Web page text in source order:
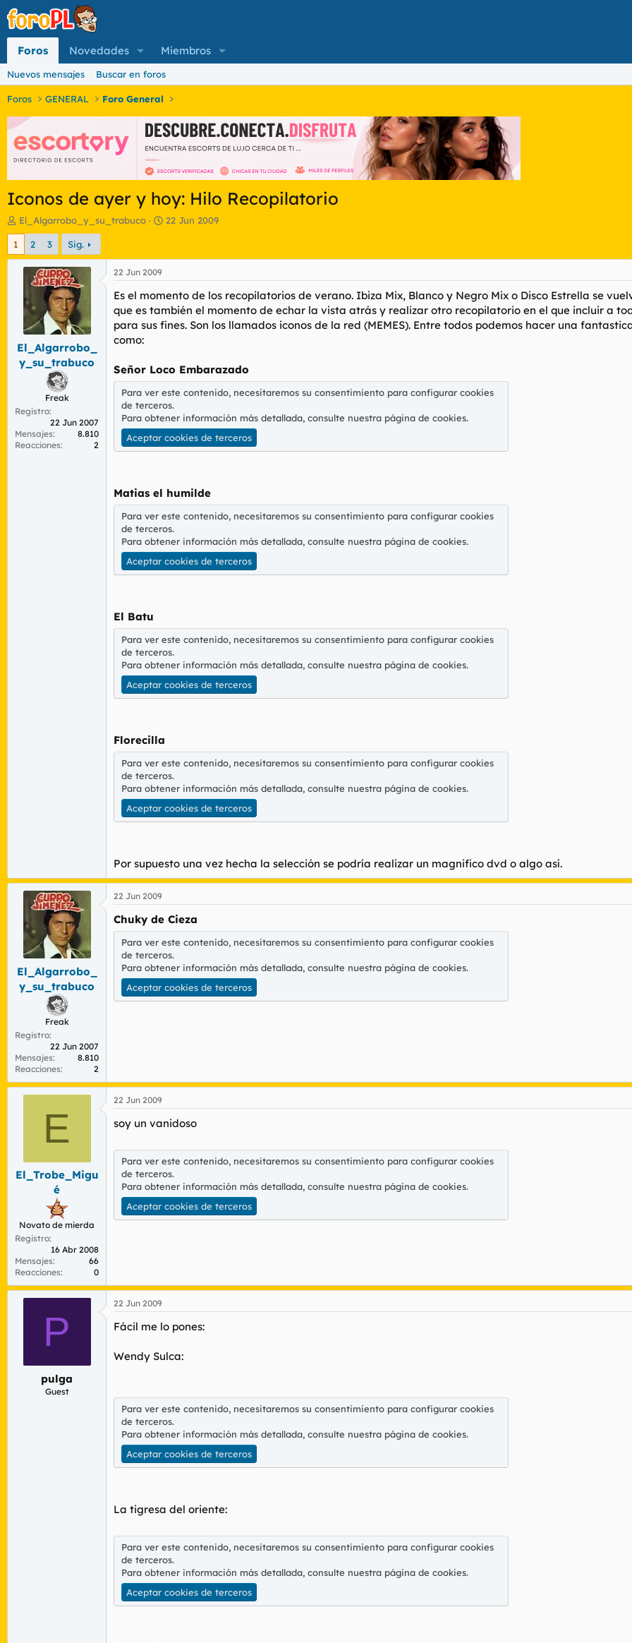
Foros Novedades Miembros
Nuevos mensajes Buscar en foros
Foros GENERAL Foro General
Iconos de ayer y hoy: Hilo Recopilatorio
I
n
c
o
d
e
l
t
a
El_Algarrobo_y_su_trabuco
F
h
d
e
i
n
o
22 Jun 2009
1 2 3 Sig.
El_Algarrobo_
y_su_trabuco
Freak
Registro
22 Jun 2007
Mensajes
8.810
Reacciones
2
22 Jun 2009
Es el momento de los recopilatorios de verano. Ibiza Mix, Blanco y Negro Mix o Disco Estrella se
que es también el momento de echar la vista atrás y realizar otro recopilatorio en el que incluir a
para sus fines. Son los llamados iconos de la red (MEMES). Entre todos podemos hacer una
como:
Señor Loco Embarazado
Para ver este contenido, necesitaremos su consentimiento para configurar cookies
de terceros.
Para obtener información más detallada, consulte nuestra página de cookies.
Aceptar cookies de terceros
Matias el humilde
Para ver este contenido, necesitaremos su consentimiento para configurar cookies
de terceros.
Para obtener información más detallada, consulte nuestra página de cookies.
Aceptar cookies de terceros
El Batu
Para ver este contenido, necesitaremos su consentimiento para configurar cookies
de terceros.
Para obtener información más detallada, consulte nuestra página de cookies.
Aceptar cookies de terceros
Florecilla
Para ver este contenido, necesitaremos su consentimiento para configurar cookies
de terceros.
Para obtener información más detallada, consulte nuestra página de cookies.
Aceptar cookies de terceros
Por supuesto una vez hecha la selección se podría realizar un magnifico dvd o algo así.
El_Algarrobo_
y_su_trabuco
Freak
Registro
22 Jun 2007
Mensajes
8.810
Reacciones
2
22 Jun 2009
Chuky de Cieza
Para ver este contenido, necesitaremos su consentimiento para configurar cookies
de terceros.
Para obtener información más detallada, consulte nuestra página de cookies.
Aceptar cookies de terceros
E
El_Trobe_Migu
é
Novato de mierda
Registro
16 Abr 2008
Mensajes
66
Reacciones
0
22 Jun 2009
soy un vanidoso
Para ver este contenido, necesitaremos su consentimiento para configurar cookies
de terceros.
Para obtener información más detallada, consulte nuestra página de cookies.
Aceptar cookies de terceros
P
pulga
Guest
22 Jun 2009
Fácil me lo pones:
Wendy Sulca:
Para ver este contenido, necesitaremos su consentimiento para configurar cookies
de terceros.
Para obtener información más detallada, consulte nuestra página de cookies.
Aceptar cookies de terceros
La tigresa del oriente:
Para ver este contenido, necesitaremos su consentimiento para configurar cookies
de terceros.
Para obtener información más detallada, consulte nuestra página de cookies.
Aceptar cookies de terceros